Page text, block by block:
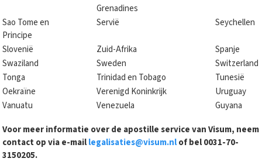
Grenadines
Sao Tome en
Principe
Servië Seychellen
Slovenië Zuid-Afrika
Spanje
Swaziland
Sweden
Switzerland
Tonga
Trinidad en Tobago
Tunesië
Oekraïne
Verenigd Koninkrijk
Uruguay
Vanuatu
Venezuela
Guyana
Voor meer informatie over de apostille service van Visum, neem
contact op via e-maillegalisaties@visum.nlof bel 0031-70-
3150205.